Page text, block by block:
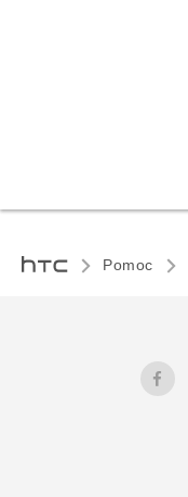
Pomoc